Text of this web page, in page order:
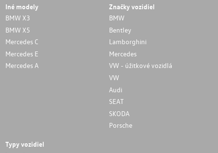
Iné modely
BMW X3
BMW X5
Mercedes C
Mercedes E
Mercedes A
Značky vozidiel
BMW
Bentley
Lamborghini
Mercedes
VW - úžitkové vozidlá
VW
Audi
SEAT
SKODA
Porsche
Typy vozidiel